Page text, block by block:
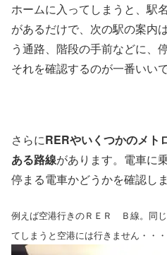
ホームに入ってしまうと、駅
があるだけで、次の駅の案内
う通路、階段の手前などに、
それを確認するのが一番いいで
さらにRERやいくつかのメト
ある路線があります。電車に
停まる電車かどうかを確認しま
例えば空港行きのＲＥＲ Ｂ線。同
てしまうと空港には行きません・・・